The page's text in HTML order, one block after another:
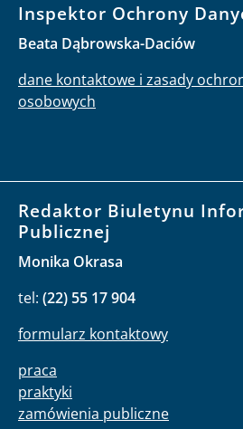
Inspektor Ochrony
Beata Dąbrowska-Daciów
dane kontaktowe i zasady
osobowych
Redaktor Biuletynu
Publicznej
Monika Okrasa
tel: (22) 55 17 904
formularz kontaktowy
praca
praktyki
zamówienia publiczne